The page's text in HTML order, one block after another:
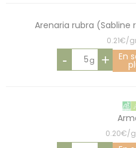
Arenaria rubra
0.21€/
- + En
0.20€/